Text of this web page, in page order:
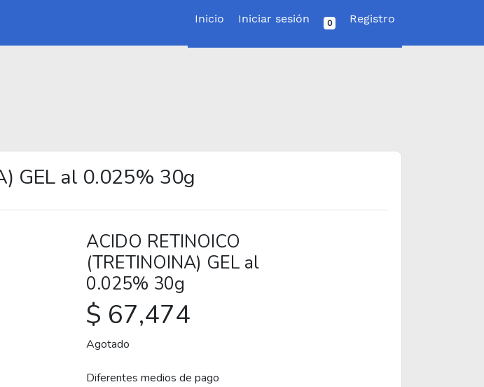
Inicio Iniciar sesión 0 Registro
GEL al 0.025% 30g
ACIDO RETINOICO
(TRETINOINA) GEL al
0.025% 30g
$ 67,474
Agotado
Diferentes medios de pago